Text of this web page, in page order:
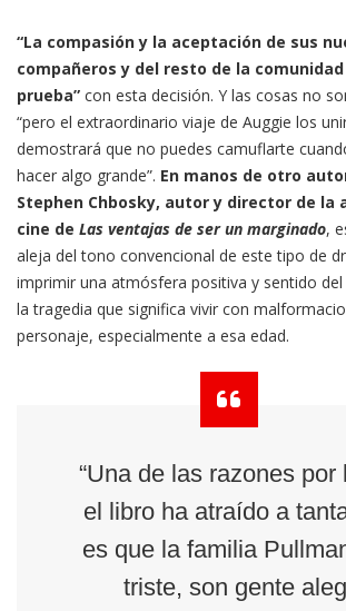
“La compasión y la aceptación de sus
compañeros y del resto de la
prueba” con esta decisión. Y las cosas no
“pero el extraordinario viaje de Auggie los
demostrará que no puedes camuflarte
hacer algo grande”. En manos de otro
Stephen Chbosky, autor y director de la
cine de Las ventajas de ser un marginado,
aleja del tono convencional de este tipo de
imprimir una atmósfera positiva y sentido
la tragedia que significa vivir con
personaje, especialmente a esa edad.
“Una de las razones por
el libro ha atraído a
es que la familia
triste, son gente